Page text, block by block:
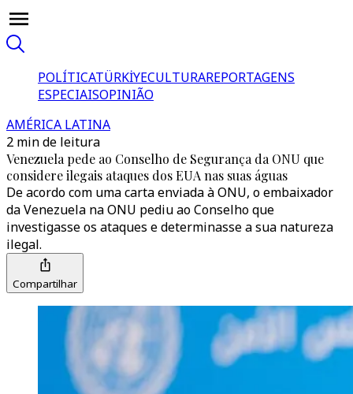
POLÍTICATÜRKİYECULTURAREPORTAGENS
ESPECIAISOPINIÃO
AMÉRICA LATINA
2 min de leitura
Venezuela pede ao Conselho de Segurança da ONU que
considere ilegais ataques dos EUA nas suas águas
De acordo com uma carta enviada à ONU, o embaixador
da Venezuela na ONU pediu ao Conselho que
investigasse os ataques e determinasse a sua natureza
ilegal.
Compartilhar